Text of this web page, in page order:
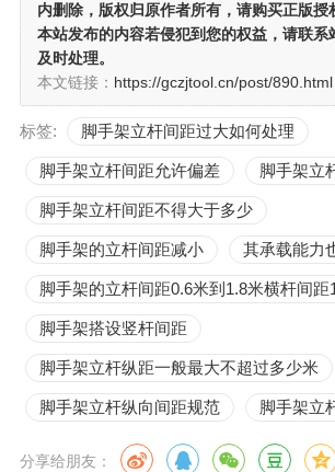
内删除，版权归原作者所有，请购买正版授
本站发布的内容若侵犯到您的权益，请联系
及时处理。
本文链接： https://gczjtool.cn/post/890.html
标签: 脚手架立杆间距过大如何处理
脚手架立杆间距允许偏差 脚手架立
脚手架立杆间距不得大于多少
脚手架的立杆间距减小 其承载能力
脚手架的立杆间距0.6米到1.8米横杆间距
脚手架搭设竖杆间距
脚手架立杆纵距一般最大不超过多少米
脚手架立杆纵向间距规范 脚手架立
分享给朋友：